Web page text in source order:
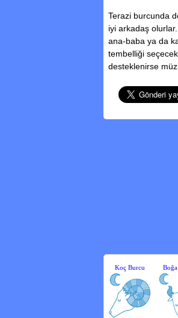
Terazi burcunda
iyi arkadaş
ana-baba ya da
tembelliği
desteklenirse
Koç Burcu